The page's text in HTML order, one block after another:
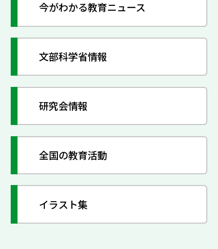
今がわかる教育ニュース
文部科学省情報
研究会情報
全国の教育活動
イラスト集